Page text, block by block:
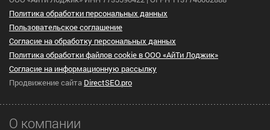
Политика обработки персональных данных
Пользовательское cоглашение
Согласие на обработку персональных данных
Политика обработки файлов cookie в ООО «АйТи Лоджик»
Согласие на информационную рассылку
Продвижение сайта DirectSEO.pro
О компании